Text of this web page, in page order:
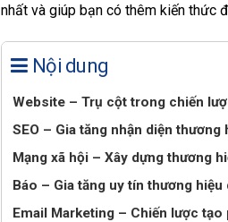
nhất và giúp bạn có thêm kiến thức
Nội dung
Website – Trụ cột trong chiến
SEO – Gia tăng nhận diện
Mạng xã hội – Xây dựng thương
Báo – Gia tăng uy tín thương hiệu
Email Marketing – Chiến lược tạo